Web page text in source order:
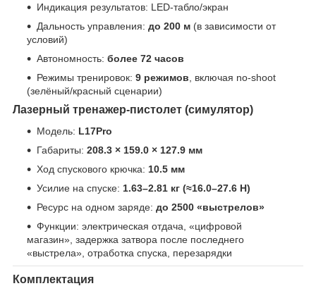
Индикация результатов: LED-табло/экран
Дальность управления: до 200 м (в зависимости от
условий)
Автономность: более 72 часов
Режимы тренировок: 9 режимов , включая no-shoot
(зелёный/красный сценарии)
Лазерный тренажер-пистолет (симулятор)
Модель: L17Pro
Габариты: 208.3 × 159.0 × 127.9 мм
Ход спускового крючка: 10.5 мм
Усилие на спуске: 1.63–2.81 кг (≈16.0–27.6 Н)
Ресурс на одном заряде: до 2500 «выстрелов»
Функции: электрическая отдача, «цифровой
магазин», задержка затвора после последнего
«выстрела», отработка спуска, перезарядки
Комплектация